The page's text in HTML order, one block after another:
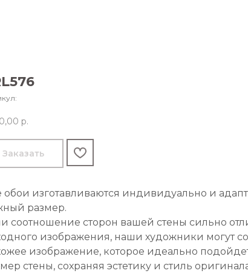
р.
Заказать
обои изготавливаются индивидуально и
размер.
соотношение сторон вашей стены сильно
изображения, наши художники могут
изображение, которое идеально
стены, сохраняя эстетику и стиль